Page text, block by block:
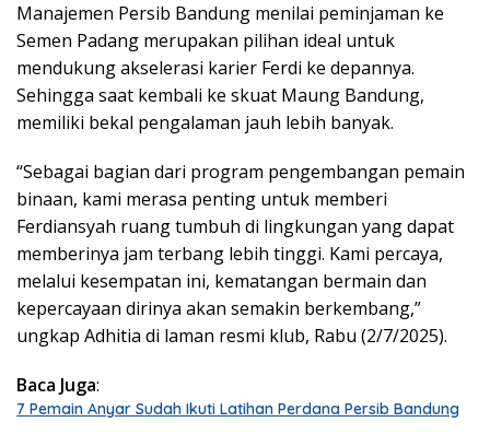
Manajemen Persib Bandung menilai peminjaman ke
Semen Padang merupakan pilihan ideal untuk
mendukung akselerasi karier Ferdi ke depannya.
Sehingga saat kembali ke skuat Maung Bandung,
memiliki bekal pengalaman jauh lebih banyak.
“Sebagai bagian dari program pengembangan pemain
binaan, kami merasa penting untuk memberi
Ferdiansyah ruang tumbuh di lingkungan yang dapat
memberinya jam terbang lebih tinggi. Kami percaya,
melalui kesempatan ini, kematangan bermain dan
kepercayaan dirinya akan semakin berkembang,”
ungkap Adhitia di laman resmi klub, Rabu (2/7/2025).
Baca Juga:
7 Pemain Anyar Sudah Ikuti Latihan Perdana Persib Bandung